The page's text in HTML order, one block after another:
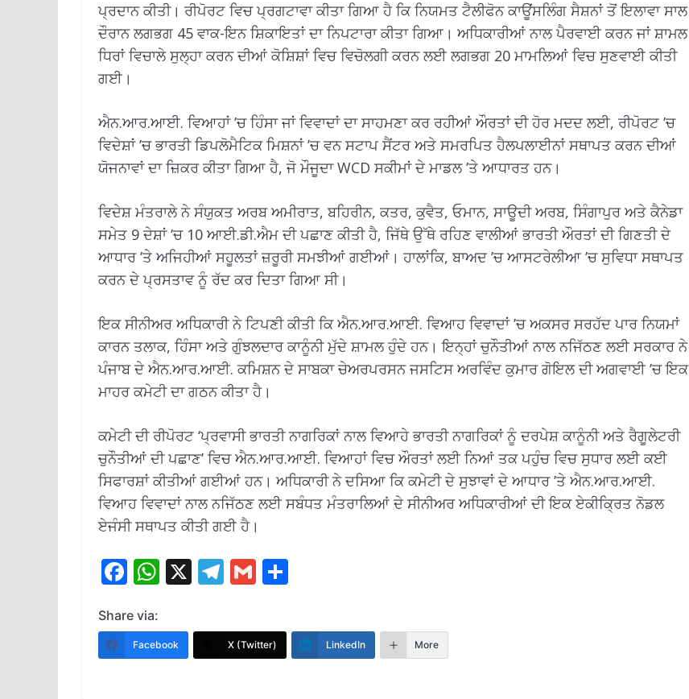
ਪ੍ਰਦਾਨ ਕੀਤੀ। ਰੀਪੋਰਟ ਵਿਚ ਪ੍ਰਗਟਾਵਾ ਕੀਤਾ ਗਿਆ ਹੈ ਕਿ ਨਿਯਮਤ ਟੈਲੀਫੋਨ ਕਾਊਂਸਲਿੰਗ ਸੈਸ਼ਨਾਂ ਤੋਂ ਇਲਾਵਾ ਸਾਲ
ਦੌਰਾਨ ਲਗਭਗ 45 ਵਾਕ-ਇਨ ਸ਼ਿਕਾਇਤਾਂ ਦਾ ਨਿਪਟਾਰਾ ਕੀਤਾ ਗਿਆ। ਅਧਿਕਾਰੀਆਂ ਨਾਲ ਪੈਰਵਾਈ ਕਰਨ ਜਾਂ ਸ਼ਾਮਲ
ਧਿਰਾਂ ਵਿਚਾਲੇ ਸੁਲ੍ਹਾ ਕਰਨ ਦੀਆਂ ਕੋਸ਼ਿਸ਼ਾਂ ਵਿਚ ਵਿਚੋਲਗੀ ਕਰਨ ਲਈ ਲਗਭਗ 20 ਮਾਮਲਿਆਂ ਵਿਚ ਸੁਣਵਾਈ ਕੀਤੀ
ਗਈ।
ਐਨ.ਆਰ.ਆਈ. ਵਿਆਹਾਂ ’ਚ ਹਿੰਸਾ ਜਾਂ ਵਿਵਾਦਾਂ ਦਾ ਸਾਹਮਣਾ ਕਰ ਰਹੀਆਂ ਔਰਤਾਂ ਦੀ ਹੋਰ ਮਦਦ ਲਈ, ਰੀਪੋਰਟ ’ਚ
ਵਿਦੇਸ਼ਾਂ ’ਚ ਭਾਰਤੀ ਡਿਪਲੋਮੈਟਿਕ ਮਿਸ਼ਨਾਂ ’ਚ ਵਨ ਸਟਾਪ ਸੈਂਟਰ ਅਤੇ ਸਮਰਪਿਤ ਹੈਲਪਲਾਈਨਾਂ ਸਥਾਪਤ ਕਰਨ ਦੀਆਂ
ਯੋਜਨਾਵਾਂ ਦਾ ਜ਼ਿਕਰ ਕੀਤਾ ਗਿਆ ਹੈ, ਜੋ ਮੌਜੂਦਾ WCD ਸਕੀਮਾਂ ਦੇ ਮਾਡਲ ’ਤੇ ਆਧਾਰਤ ਹਨ।
ਵਿਦੇਸ਼ ਮੰਤਰਾਲੇ ਨੇ ਸੰਯੁਕਤ ਅਰਬ ਅਮੀਰਾਤ, ਬਹਿਰੀਨ, ਕਤਰ, ਕੁਵੈਤ, ਓਮਾਨ, ਸਾਊਦੀ ਅਰਬ, ਸਿੰਗਾਪੁਰ ਅਤੇ ਕੈਨੇਡਾ
ਸਮੇਤ 9 ਦੇਸ਼ਾਂ ’ਚ 10 ਆਈ.ਡੀ.ਐਮ ਦੀ ਪਛਾਣ ਕੀਤੀ ਹੈ, ਜਿੱਥੇ ਉੱਥੇ ਰਹਿਣ ਵਾਲੀਆਂ ਭਾਰਤੀ ਔਰਤਾਂ ਦੀ ਗਿਣਤੀ ਦੇ
ਆਧਾਰ ’ਤੇ ਅਜਿਹੀਆਂ ਸਹੂਲਤਾਂ ਜ਼ਰੂਰੀ ਸਮਝੀਆਂ ਗਈਆਂ। ਹਾਲਾਂਕਿ, ਬਾਅਦ ’ਚ ਆਸਟਰੇਲੀਆ ’ਚ ਸੁਵਿਧਾ ਸਥਾਪਤ
ਕਰਨ ਦੇ ਪ੍ਰਸਤਾਵ ਨੂੰ ਰੱਦ ਕਰ ਦਿਤਾ ਗਿਆ ਸੀ।
ਇਕ ਸੀਨੀਅਰ ਅਧਿਕਾਰੀ ਨੇ ਟਿਪਣੀ ਕੀਤੀ ਕਿ ਐਨ.ਆਰ.ਆਈ. ਵਿਆਹ ਵਿਵਾਦਾਂ ’ਚ ਅਕਸਰ ਸਰਹੱਦ ਪਾਰ ਨਿਯਮਾਂ
ਕਾਰਨ ਤਲਾਕ, ਹਿੰਸਾ ਅਤੇ ਗੁੰਝਲਦਾਰ ਕਾਨੂੰਨੀ ਮੁੱਦੇ ਸ਼ਾਮਲ ਹੁੰਦੇ ਹਨ। ਇਨ੍ਹਾਂ ਚੁਨੌਤੀਆਂ ਨਾਲ ਨਜਿੱਠਣ ਲਈ ਸਰਕਾਰ ਨੇ
ਪੰਜਾਬ ਦੇ ਐਨ.ਆਰ.ਆਈ. ਕਮਿਸ਼ਨ ਦੇ ਸਾਬਕਾ ਚੇਅਰਪਰਸਨ ਜਸਟਿਸ ਅਰਵਿੰਦ ਕੁਮਾਰ ਗੋਇਲ ਦੀ ਅਗਵਾਈ ’ਚ ਇਕ
ਮਾਹਰ ਕਮੇਟੀ ਦਾ ਗਠਨ ਕੀਤਾ ਹੈ।
ਕਮੇਟੀ ਦੀ ਰੀਪੋਰਟ ‘ਪ੍ਰਵਾਸੀ ਭਾਰਤੀ ਨਾਗਰਿਕਾਂ ਨਾਲ ਵਿਆਹੇ ਭਾਰਤੀ ਨਾਗਰਿਕਾਂ ਨੂੰ ਦਰਪੇਸ਼ ਕਾਨੂੰਨੀ ਅਤੇ ਰੈਗੂਲੇਟਰੀ
ਚੁਨੌਤੀਆਂ ਦੀ ਪਛਾਣ’ ਵਿਚ ਐਨ.ਆਰ.ਆਈ. ਵਿਆਹਾਂ ਵਿਚ ਔਰਤਾਂ ਲਈ ਨਿਆਂ ਤਕ ਪਹੁੰਚ ਵਿਚ ਸੁਧਾਰ ਲਈ ਕਈ
ਸਿਫਾਰਸ਼ਾਂ ਕੀਤੀਆਂ ਗਈਆਂ ਹਨ। ਅਧਿਕਾਰੀ ਨੇ ਦਸਿਆ ਕਿ ਕਮੇਟੀ ਦੇ ਸੁਝਾਵਾਂ ਦੇ ਆਧਾਰ ’ਤੇ ਐਨ.ਆਰ.ਆਈ.
ਵਿਆਹ ਵਿਵਾਦਾਂ ਨਾਲ ਨਜਿੱਠਣ ਲਈ ਸਬੰਧਤ ਮੰਤਰਾਲਿਆਂ ਦੇ ਸੀਨੀਅਰ ਅਧਿਕਾਰੀਆਂ ਦੀ ਇਕ ਏਕੀਕ੍ਰਿਤ ਨੋਡਲ
ਏਜੰਸੀ ਸਥਾਪਤ ਕੀਤੀ ਗਈ ਹੈ।
F
e
b
W
at
s
X T
e
gr
G
ai
l
ar
e
Share via:
Facebook X (Twitter) LinkedIn More